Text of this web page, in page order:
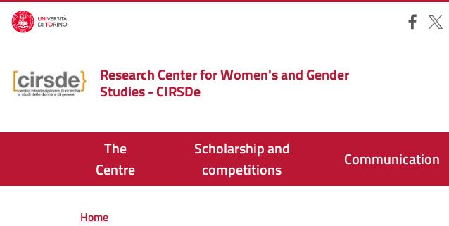
Skip to main content
Facebook
X
Research Center for Women's and Gender
Studies - CIRSDe
The
Centre
Scholarship and
competitions
Communication
Home